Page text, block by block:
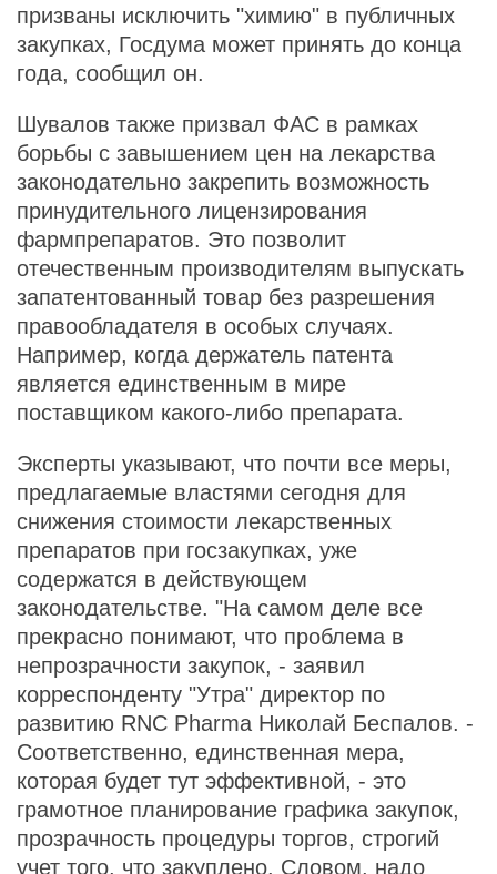
призваны исключить "химию" в публичных
закупках, Госдума может принять до конца
года, сообщил он.
Шувалов также призвал ФАС в рамках
борьбы с завышением цен на лекарства
законодательно закрепить возможность
принудительного лицензирования
фармпрепаратов. Это позволит
отечественным производителям выпускать
запатентованный товар без разрешения
правообладателя в особых случаях.
Например, когда держатель патента
является единственным в мире
поставщиком какого-либо препарата.
Эксперты указывают, что почти все меры,
предлагаемые властями сегодня для
снижения стоимости лекарственных
препаратов при госзакупках, уже
содержатся в действующем
законодательстве. "На самом деле все
прекрасно понимают, что проблема в
непрозрачности закупок, - заявил
корреспонденту "Утра" директор по
развитию RNC Pharma Николай Беспалов. -
Соответственно, единственная мера,
которая будет тут эффективной, - это
грамотное планирование графика закупок,
прозрачность процедуры торгов, строгий
учет того, что закуплено. Словом, надо